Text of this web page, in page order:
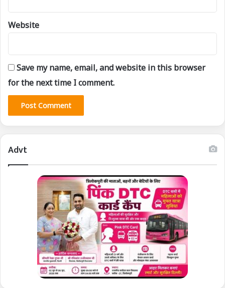
Website
Save my name, email, and website in this browser
for the next time I comment.
Advt